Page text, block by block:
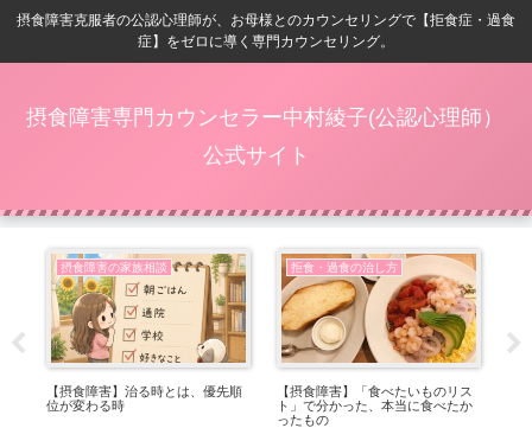
摂食障害克服者の公認心理師が、お母様とのカウンセリングで【拒食症・過食
症】をゼロに導く専門カウンセリング。
摂食障害専門カウンセラー中村綾子(公認心理師）
公式サイト
摂食障害の家族相談
【摂食障害】治る時とは、優先順
位が変わる時
拒食・過食の治し方
【摂食障害】「食べたいものリス
ト」で分かった、本当に食べたか
ったもの